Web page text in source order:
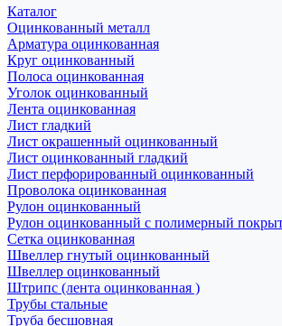
Каталог
Оцинкованный металл
Арматура оцинкованная
Круг оцинкованный
Полоса оцинкованная
Уголок оцинкованный
Лента оцинкованная
Лист гладкий
Лист окрашенный оцинкованный
Лист оцинкованный гладкий
Лист перфорированный оцинкованный
Проволока оцинкованная
Рулон оцинкованный
Рулон оцинкованный с полимерный
Сетка оцинкованная
Швеллер гнутый оцинкованный
Швеллер оцинкованный
Штрипс (лента оцинкованная )
Трубы стальные
Труба бесшовная